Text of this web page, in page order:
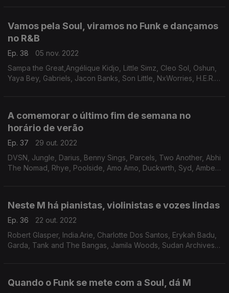
Vamos pela Soul, viramos no Funk e dançamos
no R&B
Ep. 38
05 nov. 2022
Sampa the Great,Angélique Kidjo, Little Simz, Cleo Sol, Oshun,
Yaya Bey, Gabriels, Jacon Banks, Son Little, NxWorries, H.E.R.,
A comemorar o último fim de semana no
horário de verão
Ep. 37
29 out. 2022
DVSN, Jungle, Darius, Benny Sings, Parcels, Two Another, Abhi
The Nomad, Rhye, Poolside, Amo Amo, Duckwrth, Syd, Amber
Neste M há pianistas, violinistas e vozes lindas
Ep. 36
22 out. 2022
Robert Glasper, India.Arie, Charlotte Dos Santos, Erykah Badu,
Garda, Tank and The Bangas, Jamila Woods, Sudan Archives,
Quando o Funk se mete com a Soul, dá M